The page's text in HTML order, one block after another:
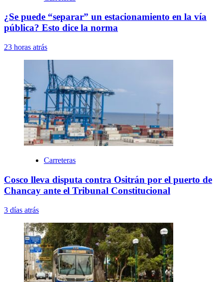
¿Se puede “separar” un estacionamiento en la vía
pública? Esto dice la norma
23 horas atrás
Carreteras
Cosco lleva disputa contra Ositrán por el puerto de
Chancay ante el Tribunal Constitucional
3 días atrás